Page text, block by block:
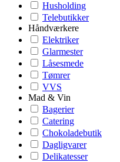
Husholding
Telebutikker
Håndværkere
Elektriker
Glarmester
Låsesmede
Tømrer
VVS
Mad & Vin
Bagerier
Catering
Chokoladebutik
Dagligvarer
Delikatesser